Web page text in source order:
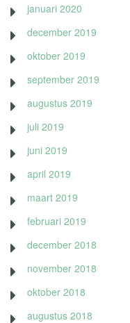
januari 2020
december 2019
oktober 2019
september 2019
augustus 2019
juli 2019
juni 2019
april 2019
maart 2019
februari 2019
december 2018
november 2018
oktober 2018
augustus 2018